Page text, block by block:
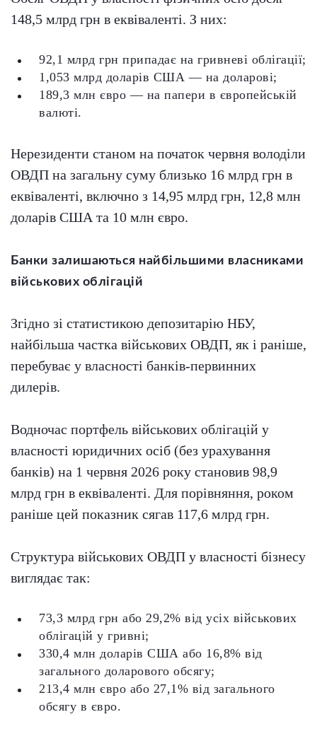
148,5 млрд грн в еквіваленті. З них:
92,1 млрд грн припадає на гривневі облігації;
1,053 млрд доларів США — на доларові;
189,3 млн євро — на папери в європейській
валюті.
Нерезиденти станом на початок червня володіли
ОВДП на загальну суму близько 16 млрд грн в
еквіваленті, включно з 14,95 млрд грн, 12,8 млн
доларів США та 10 млн євро.
Банки залишаються найбільшими власниками
військових облігацій
Згідно зі статистикою депозитарію НБУ,
найбільша частка військових ОВДП, як і раніше,
перебуває у власності банків-первинних
дилерів.
Водночас портфель військових облігацій у
власності юридичних осіб (без урахування
банків) на 1 червня 2026 року становив 98,9
млрд грн в еквіваленті. Для порівняння, роком
раніше цей показник сягав 117,6 млрд грн.
Структура військових ОВДП у власності бізнесу
виглядає так:
73,3 млрд грн або 29,2% від усіх військових
облігацій у гривні;
330,4 млн доларів США або 16,8% від
загального доларового обсягу;
213,4 млн євро або 27,1% від загального
обсягу в євро.